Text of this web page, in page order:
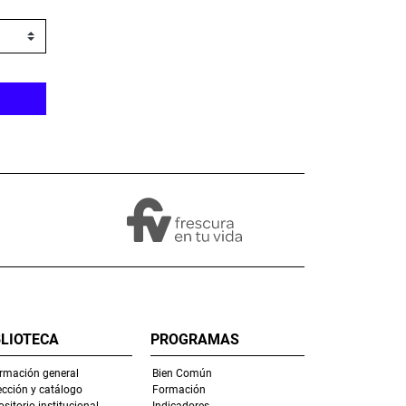
general
y catálogo
PROGRAMAS
Bien Común
Formación